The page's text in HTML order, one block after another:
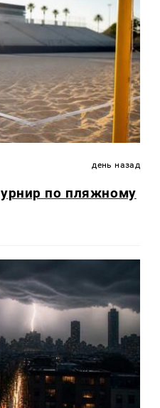
день назад
по пляжному